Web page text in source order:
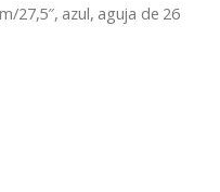
27,5″, azul, aguja de 26